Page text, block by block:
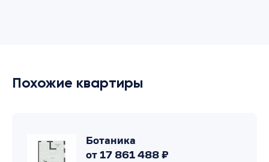
Похожие квартиры
Ботаника
от 17 861 488 ₽